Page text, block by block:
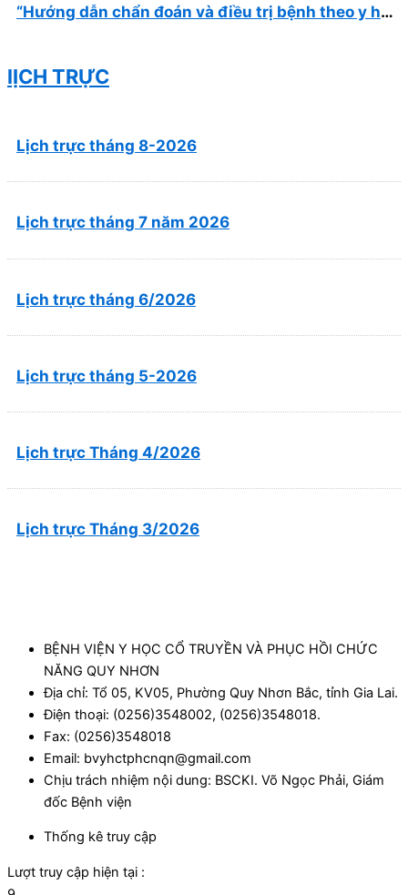
“Hướng dẫn chẩn đoán và điều trị bệnh theo y học
lỊCH TRỰC
Lịch trực tháng 8-2026
Lịch trực tháng 7 năm 2026
Lịch trực tháng 6/2026
Lịch trực tháng 5-2026
Lịch trực Tháng 4/2026
Lịch trực Tháng 3/2026
BỆNH VIỆN Y HỌC CỔ TRUYỀN VÀ PHỤC HỒI CHỨC
NĂNG QUY NHƠN
Địa chỉ: Tổ 05, KV05, Phường Quy Nhơn Bắc, tỉnh Gia Lai.
Điện thoại: (0256)3548002, (0256)3548018.
Fax: (0256)3548018
Email: bvyhctphcnqn@gmail.com
Chịu trách nhiệm nội dung: BSCKI. Võ Ngọc Phải, Giám
đốc Bệnh viện
Thống kê truy cập
Lượt truy cập hiện tại :